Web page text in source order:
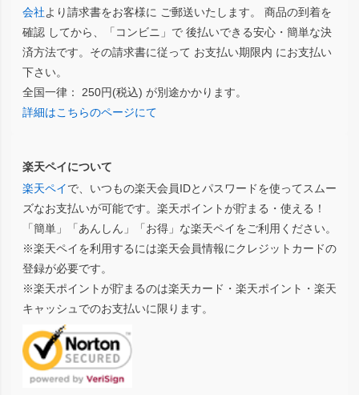
会社より請求書をお客様に ご郵送いたします。 商品の到着を
確認 してから、「コンビニ」で 後払いできる安心・簡単な決
済方法です。その請求書に従って お支払い期限内 にお支払い
下さい。
全国一律： 250円(税込) が別途かかります。
詳細はこちらのページにて
楽天ペイについて
楽天ペイで、いつもの楽天会員IDとパスワードを使ってスムー
ズなお支払いが可能です。楽天ポイントが貯まる・使える！
「簡単」「あんしん」「お得」な楽天ペイをご利用ください。
※楽天ペイを利用するには楽天会員情報にクレジットカードの
登録が必要です。
※楽天ポイントが貯まるのは楽天カード・楽天ポイント・楽天
キャッシュでのお支払いに限ります。